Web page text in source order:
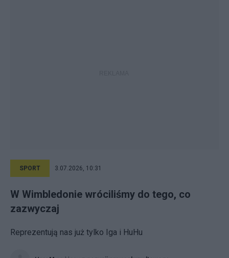
SPORT 3.07.2026, 10:31
W Wimbledonie wróciliśmy do tego, co
zazwyczaj
Reprezentują nas już tylko Iga i HuHu